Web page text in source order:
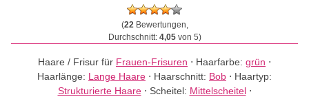
(22Bewertungen,
Durchschnitt: 4,05von 5)
Haare / Frisur für Frauen-Frisuren ⋅ Haarfarbe: grün ⋅
Haarlänge: Lange Haare ⋅ Haarschnitt: Bob ⋅ Haartyp:
Strukturierte Haare⋅ Scheitel: Mittelscheitel⋅